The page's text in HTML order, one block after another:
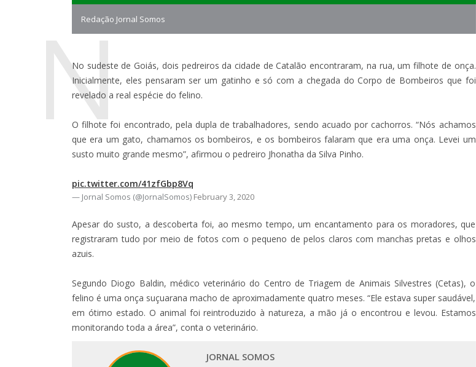
Redação Jornal Somos
N
No sudeste de Goiás, dois pedreiros da cidade de Catalão encontraram, na rua, um filhote de onça.
Inicialmente, eles pensaram ser um gatinho e só com a chegada do Corpo de Bombeiros que foi
revelado a real espécie do felino.
O filhote foi encontrado, pela dupla de trabalhadores, sendo acuado por cachorros. “Nós achamos
que era um gato, chamamos os bombeiros, e os bombeiros falaram que era uma onça. Levei um
susto muito grande mesmo”, afirmou o pedreiro Jhonatha da Silva Pinho.
pic.twitter.com/41zfGbp8Vq
— Jornal Somos (@JornalSomos) February 3, 2020
Apesar do susto, a descoberta foi, ao mesmo tempo, um encantamento para os moradores, que
registraram tudo por meio de fotos com o pequeno de pelos claros com manchas pretas e olhos
azuis.
Segundo Diogo Baldin, médico veterinário do Centro de Triagem de Animais Silvestres (Cetas), o
felino é uma onça suçuarana macho de aproximadamente quatro meses. “Ele estava super saudável,
em ótimo estado. O animal foi reintroduzido à natureza, a mão já o encontrou e levou. Estamos
monitorando toda a área”, conta o veterinário.
JORNAL SOMOS